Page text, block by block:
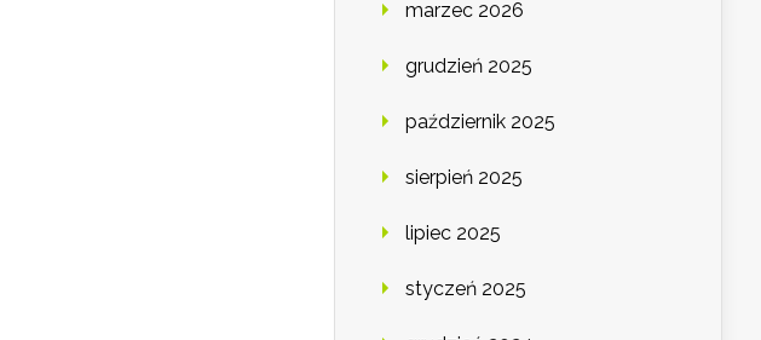
marzec 2026
grudzień 2025
październik 2025
sierpień 2025
lipiec 2025
styczeń 2025